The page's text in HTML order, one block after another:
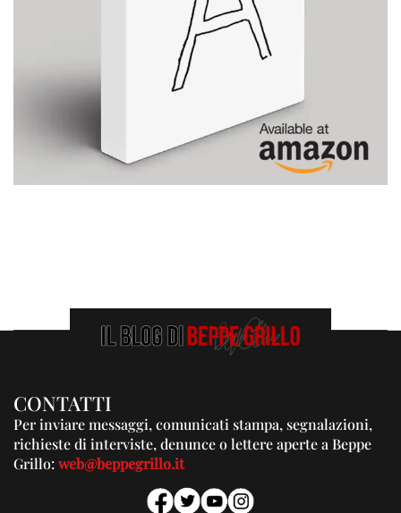
CONTATTI
Per inviare messaggi, comunicati stampa, segnalazioni,
richieste di interviste, denunce o lettere aperte a Beppe
Grillo:web@beppegrillo.it